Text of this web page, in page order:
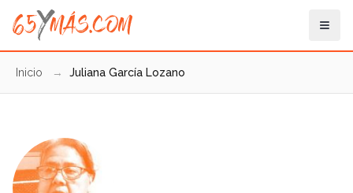
Inicio → Juliana García Lozano